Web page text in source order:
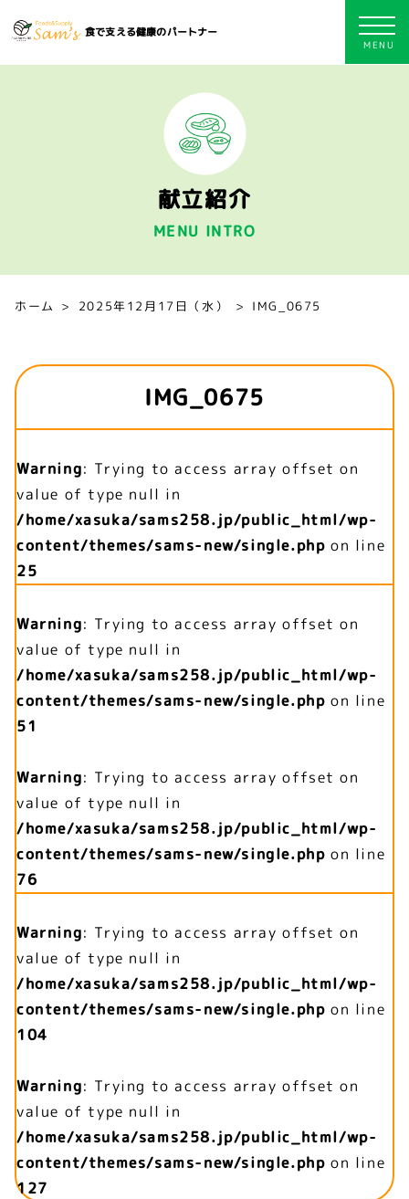
食で支える健康のパートナー
献立紹介
MENU INTRO
ホーム 2025年12月17日（水） IMG_0675
IMG_0675
Warning: Trying to access array offset on
value of type null in
/home/xasuka/sams258.jp/public_html/wp-
content/themes/sams-new/single.php on line
25
Warning: Trying to access array offset on
value of type null in
/home/xasuka/sams258.jp/public_html/wp-
content/themes/sams-new/single.php on line
51
Warning: Trying to access array offset on
value of type null in
/home/xasuka/sams258.jp/public_html/wp-
content/themes/sams-new/single.php on line
76
Warning: Trying to access array offset on
value of type null in
/home/xasuka/sams258.jp/public_html/wp-
content/themes/sams-new/single.php on line
104
Warning: Trying to access array offset on
value of type null in
/home/xasuka/sams258.jp/public_html/wp-
content/themes/sams-new/single.php on line
127